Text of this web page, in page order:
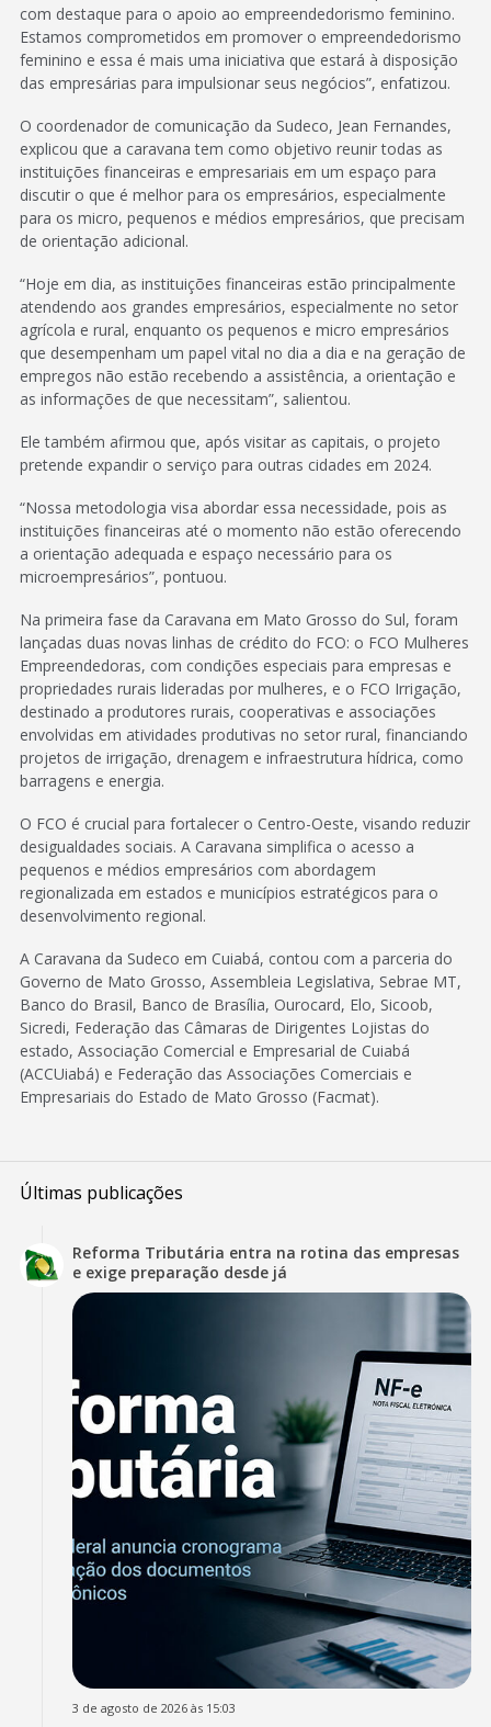
com destaque para o apoio ao empreendedorismo feminino.
Estamos comprometidos em promover o empreendedorismo
feminino e essa é mais uma iniciativa que estará à disposição
das empresárias para impulsionar seus negócios”, enfatizou.
O coordenador de comunicação da Sudeco, Jean Fernandes,
explicou que a caravana tem como objetivo reunir todas as
instituições financeiras e empresariais em um espaço para
discutir o que é melhor para os empresários, especialmente
para os micro, pequenos e médios empresários, que precisam
de orientação adicional.
“Hoje em dia, as instituições financeiras estão principalmente
atendendo aos grandes empresários, especialmente no setor
agrícola e rural, enquanto os pequenos e micro empresários
que desempenham um papel vital no dia a dia e na geração de
empregos não estão recebendo a assistência, a orientação e
as informações de que necessitam”, salientou.
Ele também afirmou que, após visitar as capitais, o projeto
pretende expandir o serviço para outras cidades em 2024.
“Nossa metodologia visa abordar essa necessidade, pois as
instituições financeiras até o momento não estão oferecendo
a orientação adequada e espaço necessário para os
microempresários”, pontuou.
Na primeira fase da Caravana em Mato Grosso do Sul, foram
lançadas duas novas linhas de crédito do FCO: o FCO Mulheres
Empreendedoras, com condições especiais para empresas e
propriedades rurais lideradas por mulheres, e o FCO Irrigação,
destinado a produtores rurais, cooperativas e associações
envolvidas em atividades produtivas no setor rural, financiando
projetos de irrigação, drenagem e infraestrutura hídrica, como
barragens e energia.
O FCO é crucial para fortalecer o Centro-Oeste, visando reduzir
desigualdades sociais. A Caravana simplifica o acesso a
pequenos e médios empresários com abordagem
regionalizada em estados e municípios estratégicos para o
desenvolvimento regional.
A Caravana da Sudeco em Cuiabá, contou com a parceria do
Governo de Mato Grosso, Assembleia Legislativa, Sebrae MT,
Banco do Brasil, Banco de Brasília, Ourocard, Elo, Sicoob,
Sicredi, Federação das Câmaras de Dirigentes Lojistas do
estado, Associação Comercial e Empresarial de Cuiabá
(ACCUiabá) e Federação das Associações Comerciais e
Empresariais do Estado de Mato Grosso (Facmat).
Últimas publicações
Reforma Tributária entra na rotina das empresas
e exige preparação desde já
3 de agosto de 2026 às 15:03